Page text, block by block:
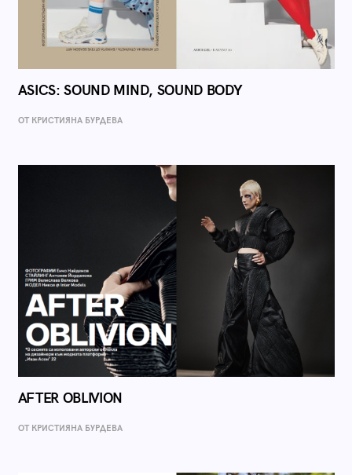
ASICS: SOUND MIND, SOUND BODY
ОТ КРИСТИЯНА БУРДЕВА
AFTER OBLIVION
ОТ КРИСТИЯНА БУРДЕВА